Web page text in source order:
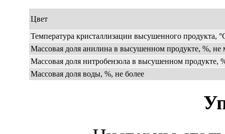
Цвет
Температура кристаллизации высушенного продукта,
Массовая доля анилина в высушенном продукте, %, не
Массовая доля нитробензола в высушенном продукте,
Массовая доля воды, %, не более